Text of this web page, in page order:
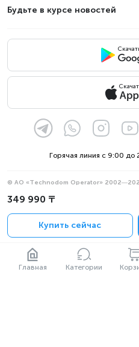
Главная Категории
349 990 ₸
Купить сейчас
Будьте в курсе новостей
Горячая линия с 9:00 до
© АО «Technodom Operator»
Мы принимаем:
Политика конфиденциальности